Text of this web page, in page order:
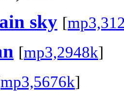
sky [
[mp3,2948k]
mp3,5676k]